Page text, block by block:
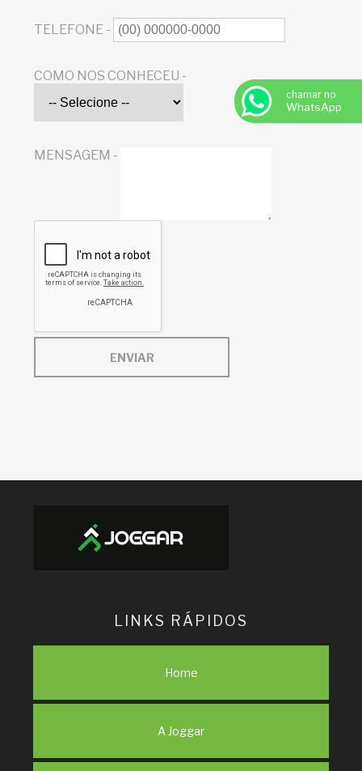
TELEFONE -
COMO NOS CONHECEU -
MENSAGEM -
ENVIAR
LINKS RÁPIDOS
Home
A Joggar
chamar no
WhatsApp